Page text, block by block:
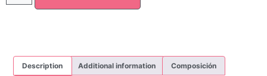
Description Additional information Composición